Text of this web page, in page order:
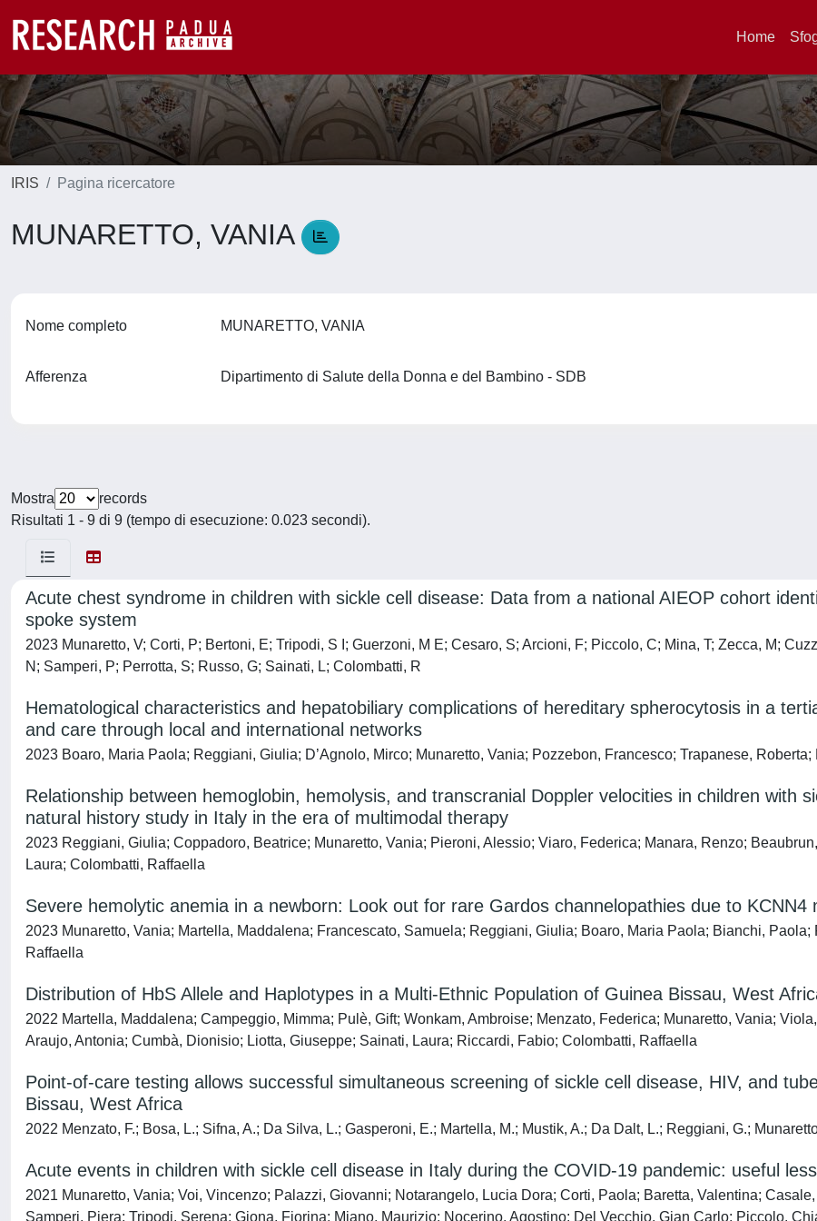
Home
IRIS Pagina ricercatore
MUNARETTO, VANIA
Nome completo MUNARETTO, VANIA
Afferenza Dipartimento di Salute della Donna e del Bambino - SDB
Mostra
records
Risultati 1 - 9 di 9 (tempo di esecuzione: 0.023 secondi).
Acute chest syndrome in children with sickle cell disease: Data from a national AIEOP cohort
spoke system
2023 Munaretto, V; Corti, P; Bertoni, E; Tripodi, S I; Guerzoni, M E; Cesaro, S; Arcioni, F; Piccolo, C; Mina, T; Zecca, M;
N; Samperi, P; Perrotta, S; Russo, G; Sainati, L; Colombatti, R
Hematological characteristics and hepatobiliary complications of hereditary spherocytosis in a
and care through local and international networks
2023 Boaro, Maria Paola; Reggiani, Giulia; D’Agnolo, Mirco; Munaretto, Vania; Pozzebon, Francesco; Trapanese,
Relationship between hemoglobin, hemolysis, and transcranial Doppler velocities in children with
natural history study in Italy in the era of multimodal therapy
2023 Reggiani, Giulia; Coppadoro, Beatrice; Munaretto, Vania; Pieroni, Alessio; Viaro, Federica; Manara, Renzo;
Laura; Colombatti, Raffaella
Severe hemolytic anemia in a newborn: Look out for rare Gardos channelopathies due to KCNN4
2023 Munaretto, Vania; Martella, Maddalena; Francescato, Samuela; Reggiani, Giulia; Boaro, Maria Paola; Bianchi,
Raffaella
Distribution of HbS Allele and Haplotypes in a Multi-Ethnic Population of Guinea Bissau, West
2022 Martella, Maddalena; Campeggio, Mimma; Pulè, Gift; Wonkam, Ambroise; Menzato, Federica; Munaretto, Vania;
Araujo, Antonia; Cumbà, Dionisio; Liotta, Giuseppe; Sainati, Laura; Riccardi, Fabio; Colombatti, Raffaella
Point-of-care testing allows successful simultaneous screening of sickle cell disease, HIV, and
Bissau, West Africa
2022 Menzato, F.; Bosa, L.; Sifna, A.; Da Silva, L.; Gasperoni, E.; Martella, M.; Mustik, A.; Da Dalt, L.; Reggiani, G.;
Acute events in children with sickle cell disease in Italy during the COVID-19 pandemic: useful
2021 Munaretto, Vania; Voi, Vincenzo; Palazzi, Giovanni; Notarangelo, Lucia Dora; Corti, Paola; Baretta, Valentina;
Samperi, Piera; Tripodi, Serena; Giona, Fiorina; Miano, Maurizio; Nocerino, Agostino; Del Vecchio, Gian Carlo; Piccolo,